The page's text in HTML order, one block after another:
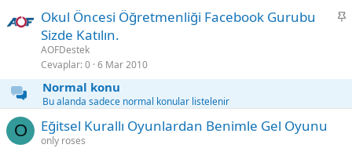
S
Okul Öncesi Öğretmenliği Facebook Gurubu
Sizde Katılın.
AOFDestek
Cevaplar 0 6 Mar 2010
Normal konu
Bu alanda sadece normal konular listelenir
O Eğitsel Kurallı Oyunlardan Benimle Gel Oyunu
only roses